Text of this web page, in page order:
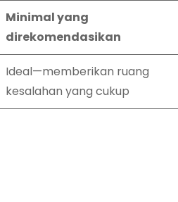
Minimal yang
direkomendasikan
Ideal—memberikan ruang
kesalahan yang cukup